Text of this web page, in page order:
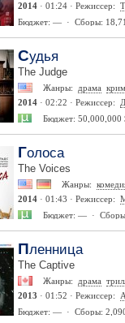
2014 · 01:24 · Режиссер:
Бюджет: — · Сборы:
Судья
The Judge
Жанры: драма
2014 · 02:22 · Режиссер:
Бюджет: 50,000,000
Голоса
The Voices
Жанры:
2014 · 01:43 · Режиссер:
Бюджет: — ·
Пленница
The Captive
Жанры: драма
2013 · 01:52 · Режиссер:
Бюджет: — · Сборы: